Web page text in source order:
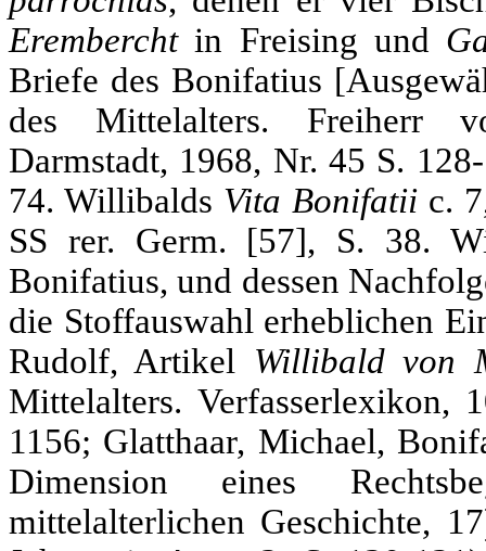
Erembercht in Freising und
Briefe des Bonifatius
des Mittelalters. Freiherr
Darmstadt, 1968, Nr. 45 S.
74. Willibalds Vita Bonifatii c.
SS rer. Germ. [57], S. 38.
Bonifatius, und dessen
die Stoffauswahl erheblichen
Rudolf, Artikel Willibald von
Mittelalters. Verfasserlexikon,
1156; Glatthaar, Michael,
Dimension eines
mittelalterlichen Geschichte,